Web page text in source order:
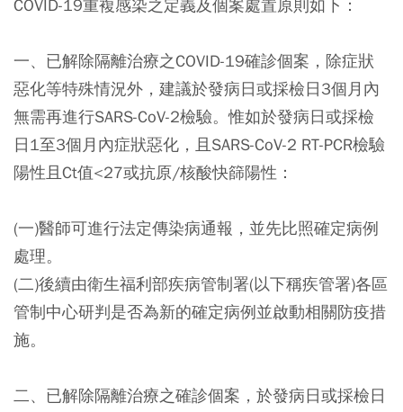
COVID-19重複感染之定義及個案處置原則如下：
一、已解除隔離治療之COVID-19確診個案，除症狀
惡化等特殊情況外，建議於發病日或採檢日3個月內
無需再進行SARS-CoV-2檢驗。惟如於發病日或採檢
日1至3個月內症狀惡化，且SARS-CoV-2 RT-PCR檢驗
陽性且Ct值<27或抗原/核酸快篩陽性：
(一)醫師可進行法定傳染病通報，並先比照確定病例
處理。
(二)後續由衛生福利部疾病管制署(以下稱疾管署)各區
管制中心研判是否為新的確定病例並啟動相關防疫措
施。
二、已解除隔離治療之確診個案，於發病日或採檢日